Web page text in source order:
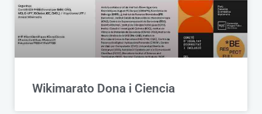
Wikimarato Dona i Ciencia